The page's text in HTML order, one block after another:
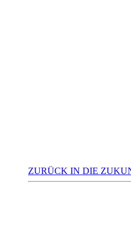
ZURÜCK IN DIE